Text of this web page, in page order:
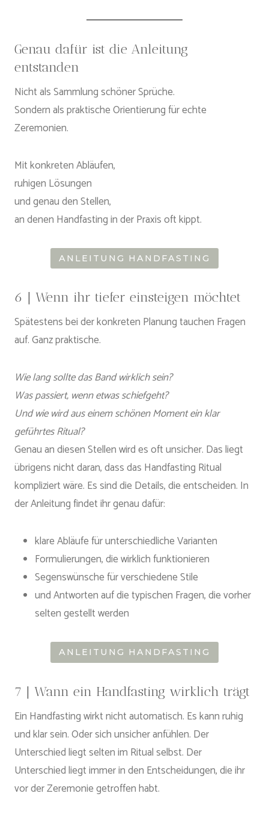
Genau dafür ist die Anleitung
entstanden
Nicht als Sammlung schöner Sprüche.
Sondern als praktische Orientierung für echte
Zeremonien.
Mit konkreten Abläufen,
ruhigen Lösungen
und genau den Stellen,
an denen Handfasting in der Praxis oft kippt.
ANLEITUNG HANDFASTING
6 | Wenn ihr tiefer einsteigen möchtet
Spätestens bei der konkreten Planung tauchen Fragen
auf. Ganz praktische.
Wie lang sollte das Band wirklich sein?
Was passiert, wenn etwas schiefgeht?
Und wie wird aus einem schönen Moment ein klar
geführtes Ritual?
Genau an diesen Stellen wird es oft unsicher. Das liegt
übrigens nicht daran, dass das Handfasting Ritual
kompliziert wäre. Es sind die Details, die entscheiden. In
der Anleitung findet ihr genau dafür:
klare Abläufe für unterschiedliche Varianten
Formulierungen, die wirklich funktionieren
Segenswünsche für verschiedene Stile
und Antworten auf die typischen Fragen, die vorher
selten gestellt werden
ANLEITUNG HANDFASTING
7 | Wann ein Handfasting wirklich trägt
Ein Handfasting wirkt nicht automatisch. Es kann ruhig
und klar sein. Oder sich unsicher anfühlen. Der
Unterschied liegt selten im Ritual selbst. Der
Unterschied liegt immer in den Entscheidungen, die ihr
vor der Zeremonie getroffen habt.